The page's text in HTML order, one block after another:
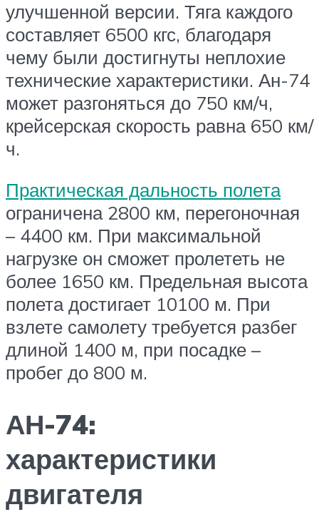
улучшенной версии. Тяга каждого
составляет 6500 кгс, благодаря
чему были достигнуты неплохие
технические характеристики. Ан-74
может разгоняться до 750 км/ч,
крейсерская скорость равна 650 км/
ч.
Практическая дальность полета
ограничена 2800 км, перегоночная
– 4400 км. При максимальной
нагрузке он сможет пролететь не
более 1650 км. Предельная высота
полета достигает 10100 м. При
взлете самолету требуется разбег
длиной 1400 м, при посадке –
пробег до 800 м.
АН-74:
характеристики
двигателя